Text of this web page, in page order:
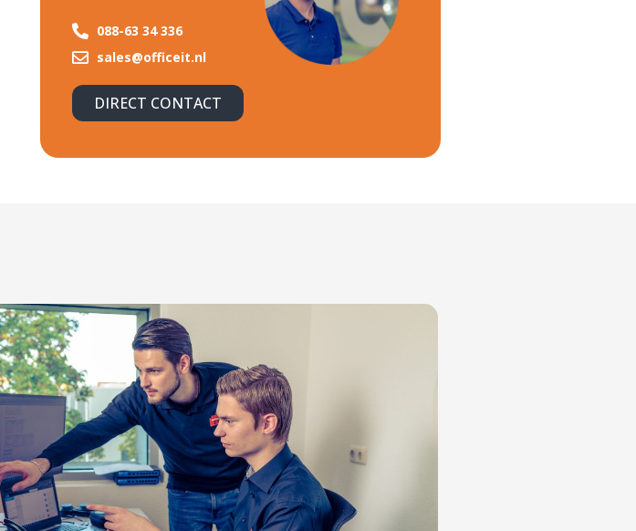
088-63 34 336
sales@officeit.nl
DIRECT CONTACT